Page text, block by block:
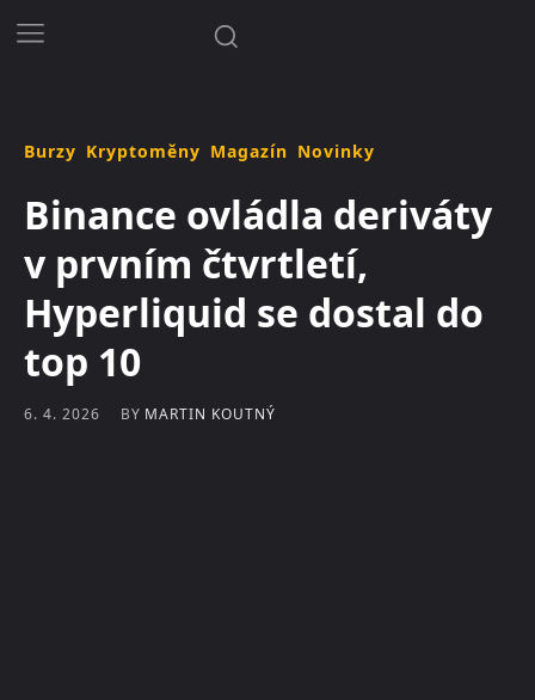
Burzy Kryptoměny Magazín Novinky
Binance ovládla deriváty
v prvním čtvrtletí,
Hyperliquid se dostal do
top 10
6. 4. 2026 BY MARTIN KOUTNÝ